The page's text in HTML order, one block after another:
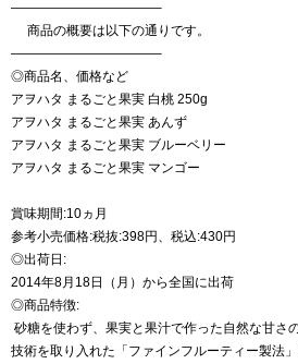
———————————–
商品の概要は以下の通りです。
———————————–
◎商品名、価格など
アヲハタ まるごと果実 白桃 250g
アヲハタ まるごと果実 あんず
アヲハタ まるごと果実 ブルーベリー
アヲハタ まるごと果実 マンゴー
賞味期間:10ヵ月
参考小売価格:税抜:398円、税込:430円
◎出荷日:
2014年8月18日（月）から全国に出荷
◎商品特徴:
砂糖を使わず、果実と果汁で作った自然な甘さ
技術を取り入れた「ファインフルーティー製法